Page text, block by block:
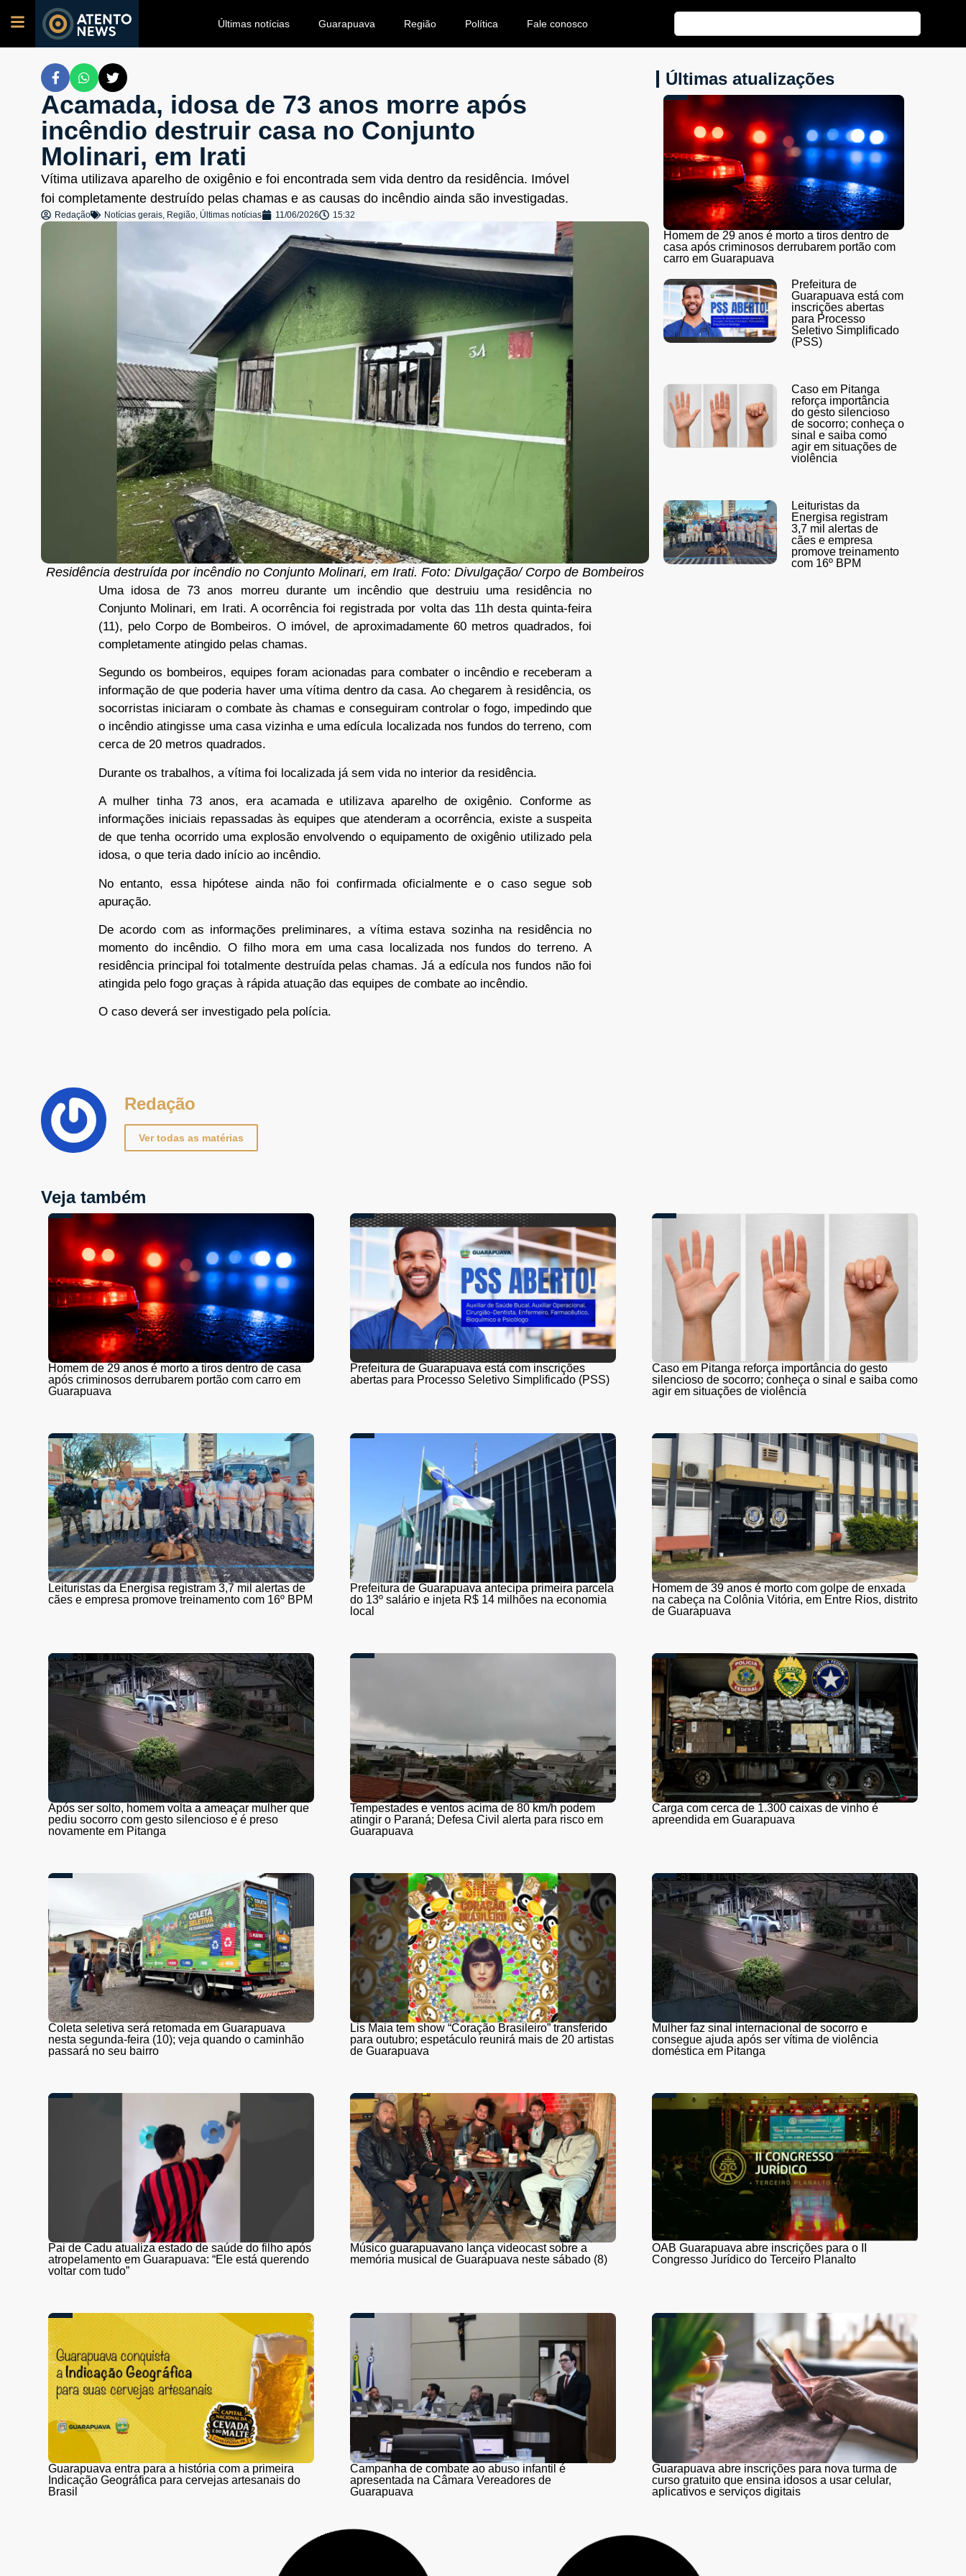
Últimas notícias Guarapuava Região Política Fale conosco
Acamada, idosa de 73 anos morre após
incêndio destruir casa no Conjunto
Molinari, em Irati
Vítima utilizava aparelho de oxigênio e foi encontrada sem vida dentro da residência. Imóvel
foi completamente destruído pelas chamas e as causas do incêndio ainda são investigadas.
Redação Notícias gerais, Região, Últimas notícias 11/06/2026 15:32
Residência destruída por incêndio no Conjunto Molinari, em Irati. Foto: Divulgação/ Corpo de Bombeiros
Uma idosa de 73 anos morreu durante um incêndio que destruiu uma residência no
Conjunto Molinari, em Irati. A ocorrência foi registrada por volta das 11h desta quinta-feira
(11), pelo Corpo de Bombeiros. O imóvel, de aproximadamente 60 metros quadrados, foi
completamente atingido pelas chamas.
Segundo os bombeiros, equipes foram acionadas para combater o incêndio e receberam a
informação de que poderia haver uma vítima dentro da casa. Ao chegarem à residência, os
socorristas iniciaram o combate às chamas e conseguiram controlar o fogo, impedindo que
o incêndio atingisse uma casa vizinha e uma edícula localizada nos fundos do terreno, com
cerca de 20 metros quadrados.
Durante os trabalhos, a vítima foi localizada já sem vida no interior da residência.
A mulher tinha 73 anos, era acamada e utilizava aparelho de oxigênio. Conforme as
informações iniciais repassadas às equipes que atenderam a ocorrência, existe a suspeita
de que tenha ocorrido uma explosão envolvendo o equipamento de oxigênio utilizado pela
idosa, o que teria dado início ao incêndio.
No entanto, essa hipótese ainda não foi confirmada oficialmente e o caso segue sob
apuração.
De acordo com as informações preliminares, a vítima estava sozinha na residência no
momento do incêndio. O filho mora em uma casa localizada nos fundos do terreno. A
residência principal foi totalmente destruída pelas chamas. Já a edícula nos fundos não foi
atingida pelo fogo graças à rápida atuação das equipes de combate ao incêndio.
O caso deverá ser investigado pela polícia.
Últimas atualizações
Homem de 29 anos é morto a tiros dentro de
casa após criminosos derrubarem portão com
carro em Guarapuava
Prefeitura de
Guarapuava está com
inscrições abertas
para Processo
Seletivo Simplificado
(PSS)
Caso em Pitanga
reforça importância
do gesto silencioso
de socorro; conheça o
sinal e saiba como
agir em situações de
violência
Leituristas da
Energisa registram
3,7 mil alertas de
cães e empresa
promove treinamento
com 16º BPM
Redação
Ver todas as matérias
Veja também
Homem de 29 anos é morto a tiros dentro de casa
após criminosos derrubarem portão com carro em
Guarapuava
Prefeitura de Guarapuava está com inscrições
abertas para Processo Seletivo Simplificado (PSS)
Caso em Pitanga reforça importância do gesto
silencioso de socorro; conheça o sinal e saiba como
agir em situações de violência
Leituristas da Energisa registram 3,7 mil alertas de
cães e empresa promove treinamento com 16º BPM
Prefeitura de Guarapuava antecipa primeira parcela
do 13º salário e injeta R$ 14 milhões na economia
local
Homem de 39 anos é morto com golpe de enxada
na cabeça na Colônia Vitória, em Entre Rios, distrito
de Guarapuava
Após ser solto, homem volta a ameaçar mulher que
pediu socorro com gesto silencioso e é preso
novamente em Pitanga
Tempestades e ventos acima de 80 km/h podem
atingir o Paraná; Defesa Civil alerta para risco em
Guarapuava
Carga com cerca de 1.300 caixas de vinho é
apreendida em Guarapuava
Coleta seletiva será retomada em Guarapuava
nesta segunda-feira (10); veja quando o caminhão
passará no seu bairro
Lis Maia tem show “Coração Brasileiro” transferido
para outubro; espetáculo reunirá mais de 20 artistas
de Guarapuava
Mulher faz sinal internacional de socorro e
consegue ajuda após ser vítima de violência
doméstica em Pitanga
Pai de Cadu atualiza estado de saúde do filho após
atropelamento em Guarapuava: “Ele está querendo
voltar com tudo”
Músico guarapuavano lança videocast sobre a
memória musical de Guarapuava neste sábado (8)
OAB Guarapuava abre inscrições para o II
Congresso Jurídico do Terceiro Planalto
Guarapuava entra para a história com a primeira
Indicação Geográfica para cervejas artesanais do
Brasil
Campanha de combate ao abuso infantil é
apresentada na Câmara Vereadores de
Guarapuava
Guarapuava abre inscrições para nova turma de
curso gratuito que ensina idosos a usar celular,
aplicativos e serviços digitais
Mutirão oferece inserção gratuita de DIU de cobre
PR-466 terá interdições totais para detonação de
rochas entre Guarapuava e Turvo nesta quinta (6) e
Obras na Serra da Esperança seguem nesta quarta
(5) e quinta-feira (6) sem interdições; Pare e Siga